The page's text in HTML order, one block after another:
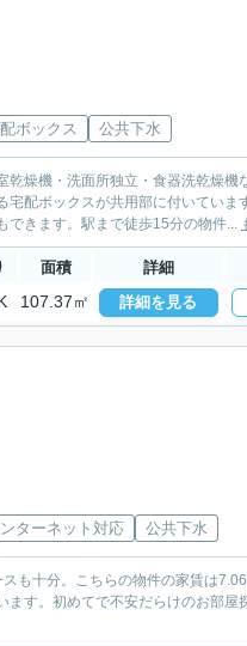
ボックス 公共下水
燥機・洗面所独立・食器洗乾燥機
配ボックスが共用部に付いていま
できます。駅まで徒歩15分の物件...
面積 詳細
107.37㎡ 詳細を見る
ターネット対応 公共下水
も十分。こちらの物件の家賃は
す。初めてで不安だらけのお部屋